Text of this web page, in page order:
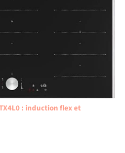
: induction flex et